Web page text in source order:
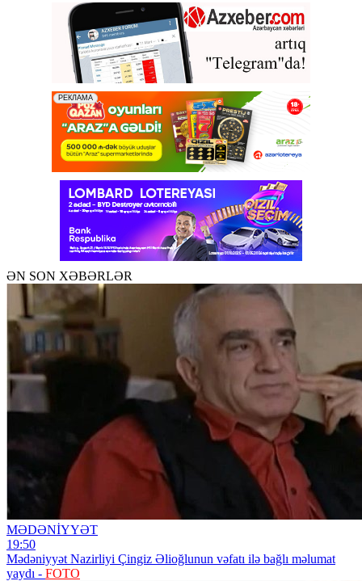
ƏN SON XƏBƏRLƏR
MƏDƏNİYYƏT
19:50
Mədəniyyət Nazirliyi Çingiz Əlioğlunun vəfatı ilə bağlı məlumat
yaydı - FOTO